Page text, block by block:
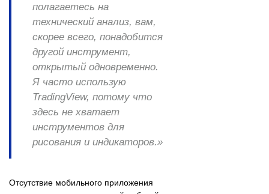
полагаетесь на
технический анализ, вам,
скорее всего, понадобится
другой инструмент,
открытый одновременно.
Я часто использую
TradingView, потому что
здесь не хватает
инструментов для
рисования и индикаторов.»
Отсутствие мобильного приложения